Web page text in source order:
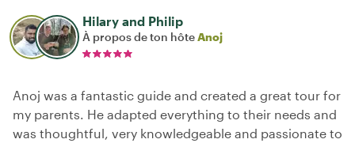
Hilary and Philip
À propos de ton hôteAnoj
Anoj was a fantastic guide and created a great tour for
my parents. He adapted everything to their needs and
was thoughtful, very knowledgeable and passionate to